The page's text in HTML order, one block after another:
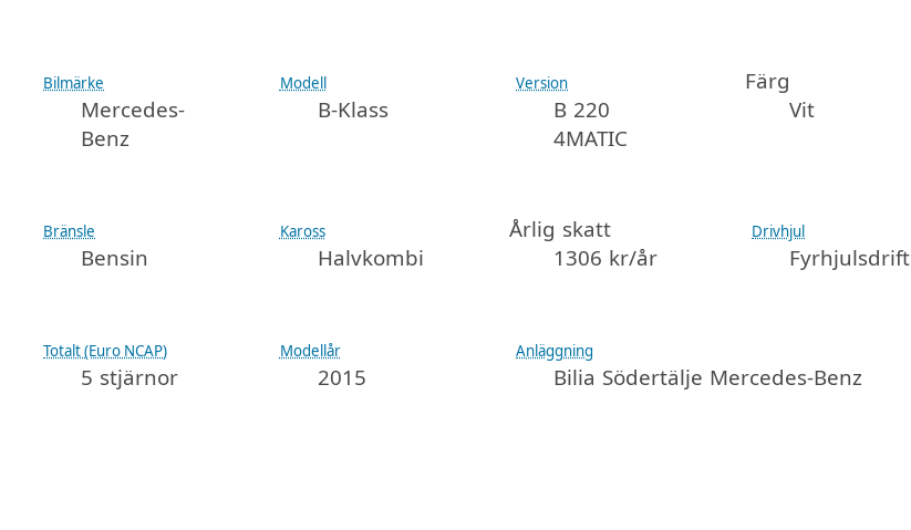
Bilmärke
Mercedes-
Benz
Modell
B-Klass
Version
B 220
4MATIC
Färg
Vit
Bränsle
Bensin
Kaross
Halvkombi
Årlig skatt
1306 kr/år
Drivhjul
Fyrhjulsdrift
Totalt (Euro NCAP)
5 stjärnor
Modellår
2015
Anläggning
Bilia Södertälje Mercedes-Benz